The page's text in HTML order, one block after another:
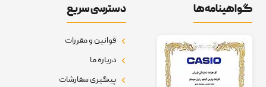
گواهینامه‌ها دسترسی سریع
قوانین و مقررات
درباره ما
پیگیری سفارشات